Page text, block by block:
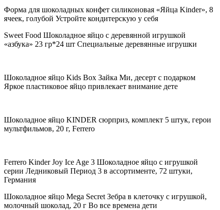
Форма для шоколадных конфет силиконовая «Яйца Kinder», 8
ячеек, голубой Устройте кондитерскую у себя
Sweet Food Шоколадное яйцо с деревянной игрушкой
«азбука» 23 гр*24 шт Специальные деревянные игрушки
Шоколадное яйцо Kids Box Зайка Ми, десерт с подарком
Яркое пластиковое яйцо привлекает внимание дете
Шоколадное яйцо KINDER сюрприз, комплект 5 штук, герои
мультфильмов, 20 г, Ferrero
Ferrero Kinder Joy Ice Age 3 Шоколадное яйцо с игрушкой
серии Ледниковый Период 3 в ассортименте, 72 штуки,
Германия
Шоколадное яйцо Mega Secret Зебра в клеточку с игрушкой,
молочный шоколад, 20 г Во все времена дети